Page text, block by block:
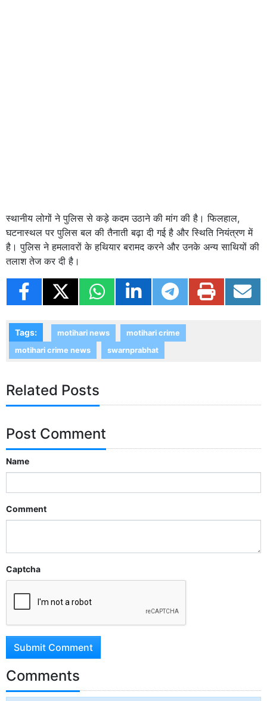
स्थानीय लोगों ने पुलिस से कड़े कदम उठाने की मांग की है। फिलहाल,
घटनास्थल पर पुलिस बल की तैनाती बढ़ा दी गई है और स्थिति नियंत्रण में
है। पुलिस ने हमलावरों के हथियार बरामद करने और उनके अन्य साथियों की
तलाश तेज कर दी है।
Tags: motihari news
motihari crime
motihari crime news
swarnprabhat
Related Posts
Post Comment
Name
Comment
Captcha
Submit Comment
Comments